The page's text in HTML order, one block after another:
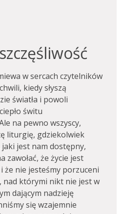
w sercach czytelników
kiedy słyszą
światła i powoli
świtu
na pewno wszyscy,
liturgię, gdziekolwiek
jest nam dostępny,
zawołać, że życie jest
że nie jesteśmy porzuceni
nad którymi nikt nie jest w
dającym nadzieję
się wzajemnie